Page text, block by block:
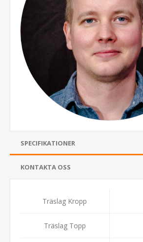
SPECIFIKATIONER
KONTAKTA OSS
Träslag Kropp
Träslag Topp